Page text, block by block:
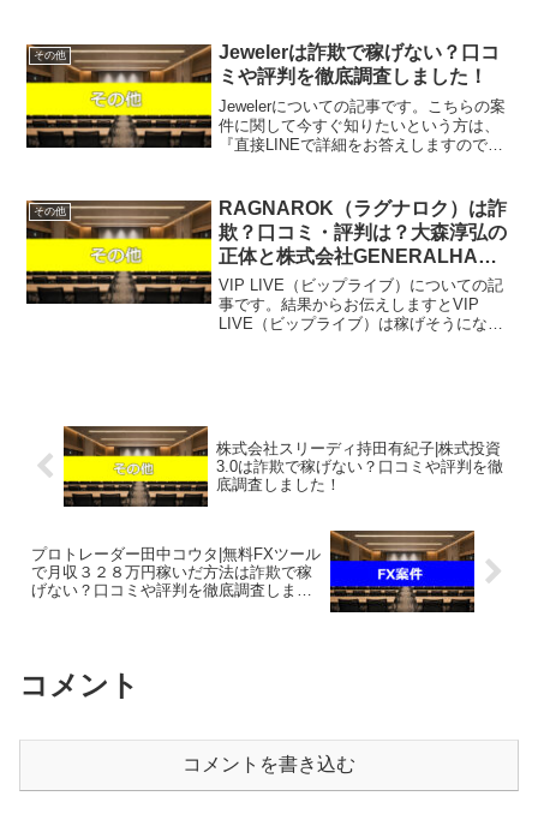
すぐ知りたいという方は、『直接LINEで
詳細をお答え...
その他
Jewelerは詐欺で稼げない？口コ
ミや評判を徹底調査しました！
Jewelerについての記事です。こちらの案
件に関して今すぐ知りたいという方は、
『直接LINEで詳細をお答えしますので友
際にやっていて、稼げている案件を無料
でプレゼント...
その他
RAGNAROK（ラグナロク）は詐
欺？口コミ・評判は？大森淳弘の
正体と株式会社GENERALHAWK
の実態を徹底解説！
VIP LIVE（ビップライブ）についての記
事です。結果からお伝えしますとVIP
LIVE（ビップライブ）は稼げそうにな
株式会社スリーディ持田有紀子|株式投資
3.0は詐欺で稼げない？口コミや評判を徹
底調査しました！
プロトレーダー田中コウタ|無料FXツール
で月収３２８万円稼いだ方法は詐欺で稼
げない？口コミや評判を徹底調査しまし
コメント
コメントを書き込む